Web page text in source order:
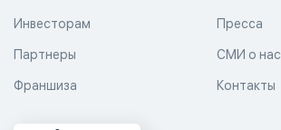
Пресса
СМИ о нас
Контакты
Инвесторам
Партнеры
Франшиза